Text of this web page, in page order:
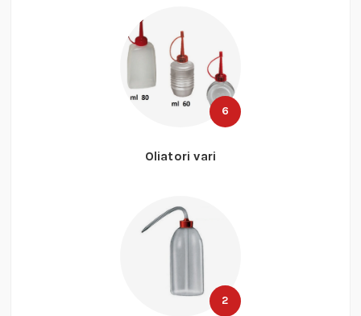
6
Oliatori vari
2